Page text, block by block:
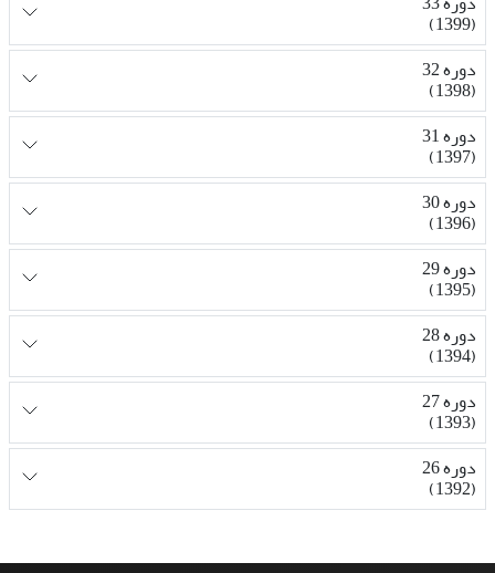
(1399)
دوره 32
(1398)
دوره 31
(1397)
دوره 30
(1396)
دوره 29
(1395)
دوره 28
(1394)
دوره 27
(1393)
دوره 26
(1392)